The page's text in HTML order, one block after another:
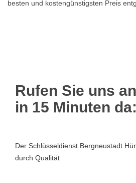
besten und kostengünstigsten Preis
Rufen Sie uns
in 15 Minuten da:
Der Schlüsseldienst Bergneustadt
durch Qualität